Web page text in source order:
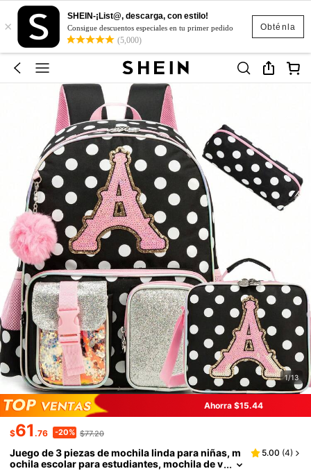
Obténla
×
SHEIN-¡List@, descarga, con estilo!
Consigue descuentos especiales en tu primer pedido
(5,000)
1/13
Ahorra $15.44
$61.76 -20% $77.20
Juego de 3 piezas de mochila linda para niñas, m
ochila escolar para estudiantes, mochila de v
5.00 (4)